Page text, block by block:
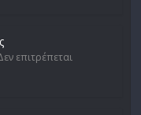
επιτρέπεται